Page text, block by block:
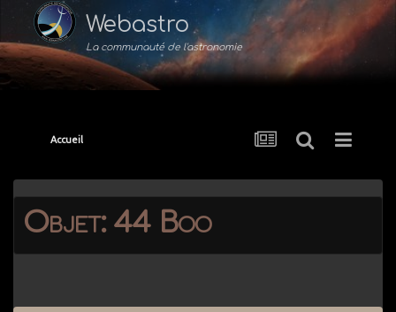
Webastro
La communauté de l'astronomie
Accueil
Objet: 44 Boo